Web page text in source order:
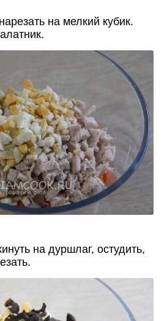
на мелкий кубик.
на дуршлаг, остудить,